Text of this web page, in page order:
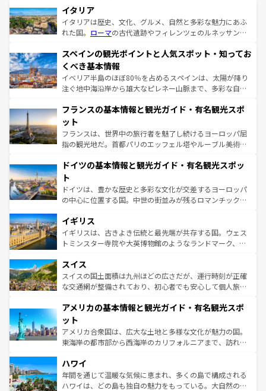
イタリア
イタリアは歴史、文化、グルメ、自然と多彩な魅力にあふ
れた国。 ローマの古代遺跡やフィレンツェのルネッサンス
ろん、トスカーナの美しい田園風景やアマルフィ海岸の絶
景など、自然景観も見逃せない。観光の合間には、本場の
ピザやパスタなど、絶品のイタリア料理を堪能することも
できる。朝目覚めてから夜眠るまで、すべての瞬間を楽し
なお、新着のイタリア情報はコンテンツ一覧を参照してほ
しい。
スペインの観光ポイントと人気スポット・知ってお
くべき基本情報
イベリア半島のほぼ80％を占めるスペインは、太陽が降り
注ぐ地中海沿岸から雄大なピレネー山脈まで、多彩な自然
文化が根付くこの国では、情熱的なフラメンコ、熱気あふ
れる闘牛、そして美味しいタパスが生活の一部となってい
る。首都マドリードの洗練された雰囲気や、バルセロナの
アートに溢れた街角から、地方では古代ローマ遺跡や中世
せる。地方によって風土や気候が異なるスペインはその個
ンテンツ一覧 を参照してほしい。
フランスの基本情報と観光ガイド・有名観光スポ
ット
フランスは、世界中の旅行者を魅了し続けるヨーロッパ屈
指の観光地だ。首都パリのエッフェル塔やルーブル美術館
で、幅広い魅力が詰まっている。華麗な宮殿、歴史的な大
聖堂、美しいビーチ、そして豊かな自然が、訪れる者を心
から魅了する。また、フランスは美食の国としても知ら
れ、フランス料理はユネスコ無形文化遺産にも登録されて
香り高いラベンダー畑など、多彩な楽しみ方が可能だ。さ
らに、パリ以外の地域にも魅力が溢れており、どの街角に
も豊かな歴史と文化が息づいている。パリ以外の個性あふ
を参照してほしい。
ドイツの基本情報と観光ガイド・有名観光スポッ
ト
ドイツは、豊かな歴史と多彩な文化が交差するヨーロッパ
の中心に位置する国。中世の街並みが残るロマンチック街
顔を持つこの国は、どこを歩いても飽きることがない。ベ
ルリンの文化的活気、バイエルン州のアルプスの絶景、そ
してライン川沿いのワイン畑といった風景は必見。ビール
は、お酒好きな人にはぜひ体験してほしい。 なお、新着の
ドイツ情報はコンテンツ一覧を参照してほしい。
イギリス
イギリスは、古きよき伝統と最先端が共存する国。ウェス
トミンスター寺院や大英博物館のようなランドマーク、歴
リアごとに異なる魅力がある。また、優雅なアフタヌーン
ティー、ビール好きにはたまらない英国パブ、サッカー観
戦など、本場だからこそできる体験も豊富。イギリスを旅
ンツ一覧を参照してほしい。
スイス
スイスの国土面積は九州ほどの広さだが、運行時刻が正確
な交通網が整備されており、初心者でも安心して個人旅行
の建物がそのまま残る町や、スイスならではのユニークな
博物館もあり、アルプス観光だけでなく町歩きも満喫する
ことができる。国民の所得が高いため物価も高いが、旅行
者向けの交通パス提供のサービスもあり、うまく活用すれ
着のスイス情報は
アメリカの基本情報と観光ガイド・有名観光スポ
ット
アメリカ合衆国は、広大な土地と多様な文化が魅力の国。
東海岸の都市部から西海岸のカリフォルニアまで、訪れる
のような巨大都市は、観光、ショッピング、エンターテイ
ンメントが詰まった刺激的なスポットだ。一方、アメリカ
西部には大自然が広がり、グランドキャニオンやイエロー
ハワイ
年間を通じて温暖な気候に恵まれ、多くの島で構成される
ハワイは、どの島も独自の魅力をもっている。大自然の神